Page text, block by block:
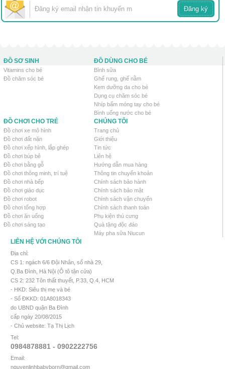
ĐỒ SƠ SINH
Vitamins cho bé
Đồ chăm sóc bé
ĐỒ DÙNG CHO BÉ
Bình sữa
Ghế rung, ghế nằm
Kem dưỡng da cho bé
Dụng cụ chăm sóc bé
Nhíp bấm móng tay cho bé
Bình uống nước cho bé
ĐỒ CHƠI CHO TRẺ
Đồ chơi xe mô hình
Đồ chơi đất nặn
Đồ chơi xếp hình, lắp ghép
Đồ chơi búp bê
Đồ chơi bằng gỗ
Đồ chơi thông minh, trí tuệ
Đồ chơi nhà bếp
Đồ chơi giáo dục
Đồ chơi robot
Đồ chơi tổng hợp
Đồ chơi ăn uống
Đồ chơi sáng tạo
CHÚNG TÔI
Trang chủ
Giới thiệu
Tin tức
Liên hệ
Hướng dẫn mua hàng
Thông tin chuyển khoản
Chính sách bảo hành
Chính sách bảo mật
Chính sách vận chuyển
Chính sách thanh toán
Phụ kiện thú cưng
Quà tặng độc đáo
Máy pha sữa Niucun
LIÊN HỆ VỚI CHÚNG TÔI
Địa chỉ:
CS 1: ngách 6/6 Đội Nhân, số nhà 29,
Q.Ba Đình, Hà Nội (Ô tô tận cửa)
CS 2: 232 Tôn thất thuyết, P.33, Q.4, HCM
- HKD: Siêu thị mẹ và bé
- Số ĐKKD: 01A8018343
do UBND quận Ba Đình
cấp ngày 20/08/2015
- Chủ website: Tạ Thị Lịch
Tel:
0984878881 - 0902222756
Email:
nguyenlinhbabyborn@gmail.com